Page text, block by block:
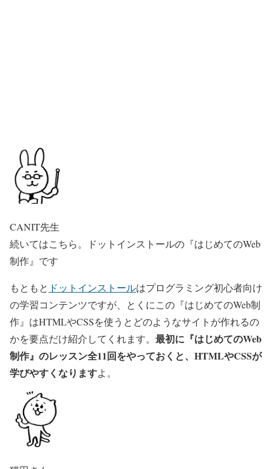
CANIT先生
続いてはこちら。ドットインストールの『はじめてのWeb
制作』です
もともと ドットインストールはプログラミング初心者向け
の学習コンテンツですが、とくにこの『はじめてのWeb制
作』はHTMLやCSSを使うとどのようなサイトが作れるの
かを要点だけ紹介してくれます。 最初に『はじめてのWeb
制作』のレッスン全11回をやっておくと、HTMLやCSSが
学びやすくなりますよ。